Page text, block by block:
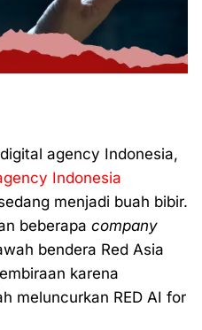
agency Indonesia,
Indonesia
menjadi buah bibir.
beberapa company
bendera Red Asia
karena
meluncurkan RED AI for